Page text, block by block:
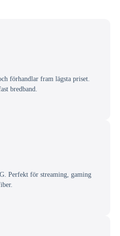
förhandlar fram lägsta priset.
bredband.
Perfekt för streaming, gaming